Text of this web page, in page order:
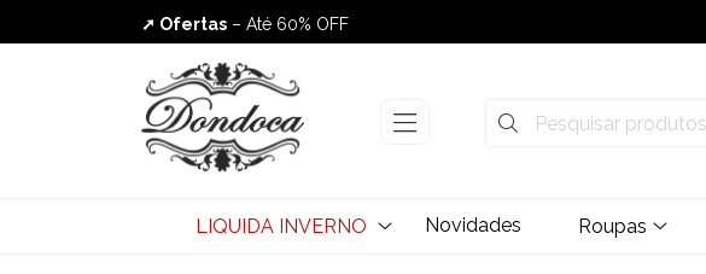
➚ Ofertas – Até 60% OFF
Envio Rápido
LIQUIDA INVERNO Novidades Roupas